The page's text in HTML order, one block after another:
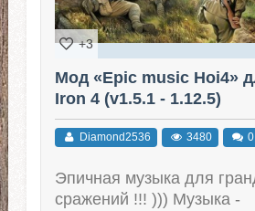
+3
Мод «Epic music Hoi4»
Iron 4 (v1.5.1 - 1.12.5)
Diamond2536 3480 0
Эпичная музыка для
сражений !!! ))) Музыка -